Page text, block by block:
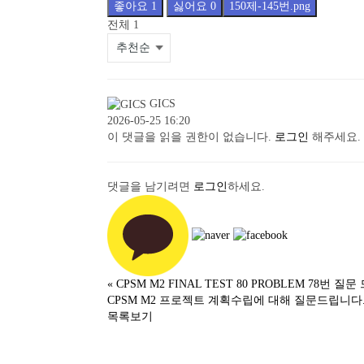
좋아요 1 싫어요 0
150제-145번.png
전체 1
GICS
2026-05-25 16:20
이 댓글을 읽을 권한이 없습니다.
로그인 해주세요.
댓글을 남기려면 로그인 하세요.
« CPSM M2 FINAL TEST 80 PROBLEM 78번 질문
CPSM M2 프로젝트 계획수립에 대해 질문드립니다.
목록보기